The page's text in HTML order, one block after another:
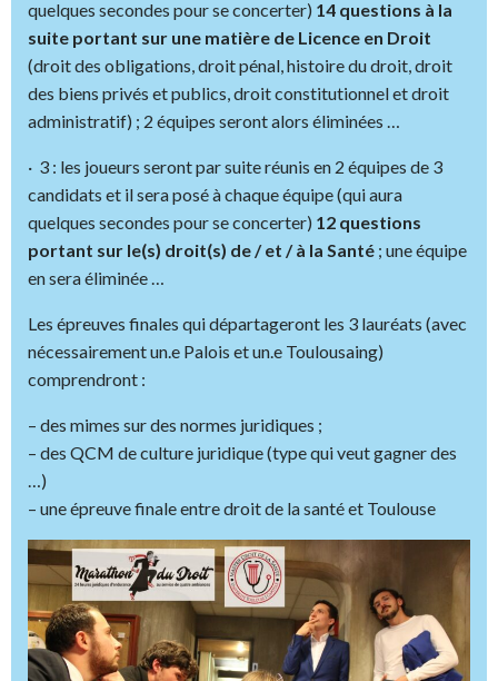
quelques secondes pour se concerter) 14 questions à la
suite portant sur une matière de Licence en Droit
(droit des obligations, droit pénal, histoire du droit, droit
des biens privés et publics, droit constitutionnel et droit
administratif) ; 2 équipes seront alors éliminées …
· 3 : les joueurs seront par suite réunis en 2 équipes de 3
candidats et il sera posé à chaque équipe (qui aura
quelques secondes pour se concerter) 12 questions
portant sur le(s) droit(s) de / et / à la Santé ; une équipe
en sera éliminée …
Les épreuves finales qui départageront les 3 lauréats (avec
nécessairement un.e Palois et un.e Toulousaing)
comprendront :
– des mimes sur des normes juridiques ;
– des QCM de culture juridique (type qui veut gagner des
…)
– une épreuve finale entre droit de la santé et Toulouse